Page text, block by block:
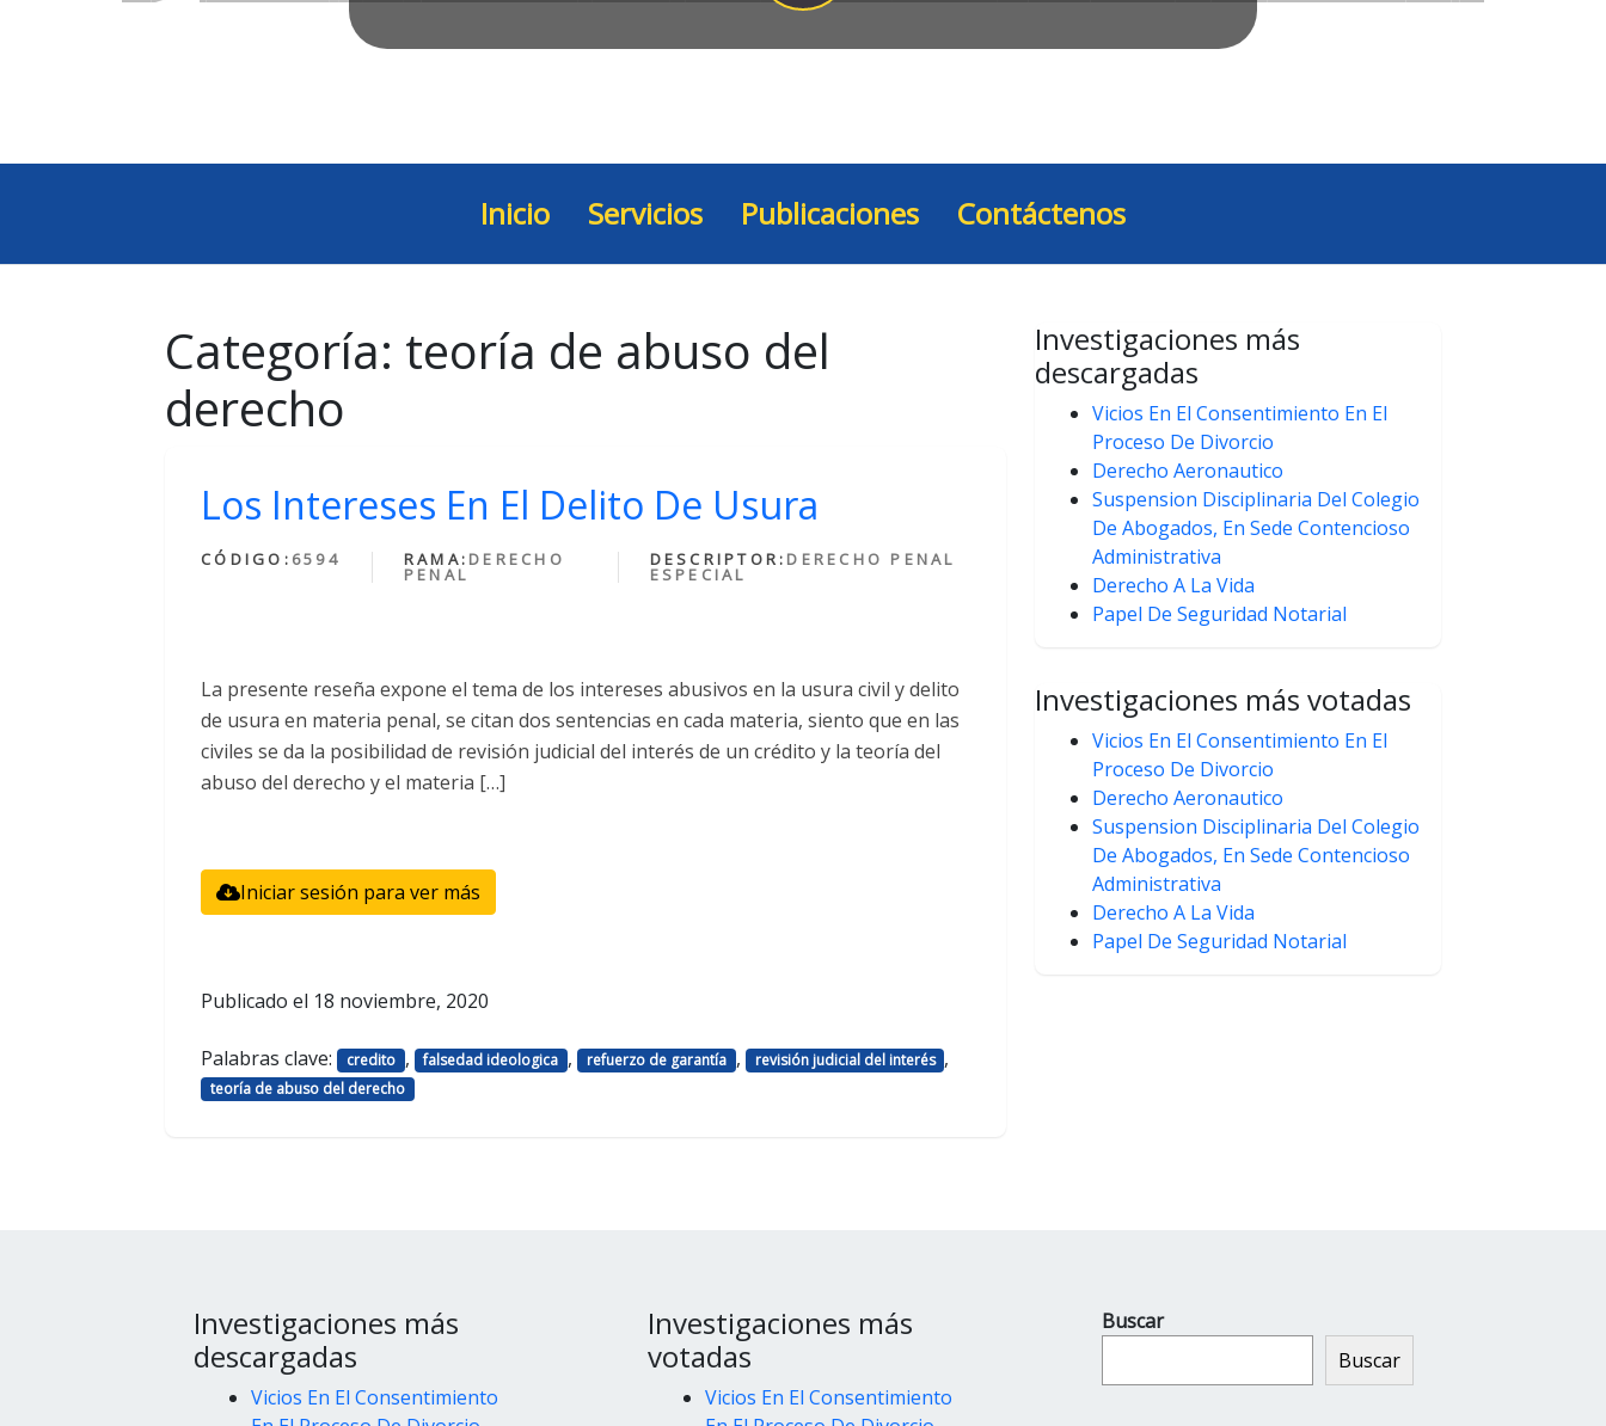
Inicio Servicios Publicaciones Contáctenos
Categoría: teoría de abuso del
derecho
Los Intereses En El Delito De Usura
CÓDIGO: 6594 RAMA: DERECHO
PENAL
DESCRIPTOR: DERECHO PENAL
ESPECIAL
La presente reseña expone el tema de los intereses abusivos en la usura civil y delito
de usura en materia penal, se citan dos sentencias en cada materia, siento que en las
civiles se da la posibilidad de revisión judicial del interés de un crédito y la teoría del
abuso del derecho y el materia […]
Iniciar sesión para ver más
Publicado el 18 noviembre, 2020
Palabras clave: credito , falsedad ideologica , refuerzo de garantía , revisión judicial del interés ,
teoría de abuso del derecho
Investigaciones más
descargadas
Vicios En El Consentimiento En El
Proceso De Divorcio
Derecho Aeronautico
Suspension Disciplinaria Del Colegio
De Abogados, En Sede Contencioso
Administrativa
Derecho A La Vida
Papel De Seguridad Notarial
Investigaciones más votadas
Vicios En El Consentimiento En El
Proceso De Divorcio
Derecho Aeronautico
Suspension Disciplinaria Del Colegio
De Abogados, En Sede Contencioso
Administrativa
Derecho A La Vida
Papel De Seguridad Notarial
Investigaciones más
descargadas
Vicios En El Consentimiento
Investigaciones más
votadas
Vicios En El Consentimiento
Buscar
Buscar